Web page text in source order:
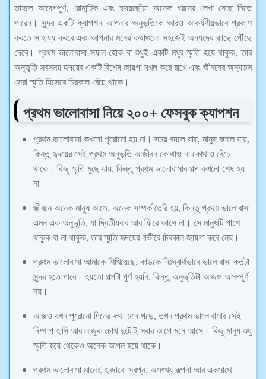
তাহলে আবেগপূর্ণ, রোমান্টিক এবং হৃদয়ছোঁয়া অনেক ধরনের লেখা বেছে নিতে
পারেন। সুন্দর একটি ক্যাপশন আপনার অনুভূতিকে আরও আকর্ষণীয়ভাবে প্রকাশ
করতে সাহায্য করবে এবং আপনার মনের কথাগুলো সহজেই অন্যদের কাছে পৌঁছে
দেবে। প্রথম ভালোবাসা সফল হোক বা শুধুই একটি মধুর স্মৃতি হয়ে থাকুক, তার
অনুভূতি সবসময় হৃদয়ের একটি বিশেষ জায়গা দখল করে রাখে এবং জীবনের অন্যতম
সেরা স্মৃতি হিসেবে চিরকাল বেঁচে থাকে।
প্রথম ভালোবাসা নিয়ে ২০০+ ফেসবুক ক্যাপশন
প্রথম ভালোবাসা কখনো পুরোনো হয় না। সময় বদলে যায়, মানুষ বদলে যায়,
কিন্তু হৃদয়ের সেই প্রথম অনুভূতি আজীবন কোথাও না কোথাও বেঁচে
থাকে। কিছু স্মৃতি মুছে যায়, কিন্তু প্রথম ভালোবাসার গল্প কখনো শেষ হয়
না।
জীবনে অনেক মানুষ আসে, অনেক সম্পর্ক তৈরি হয়, কিন্তু প্রথম ভালোবাসা
এমন এক অনুভূতি, যা দ্বিতীয়বার আর ফিরে আসে না। সে মানুষটি পাশে
থাকুক বা না থাকুক, তার স্মৃতি হৃদয়ের গভীরে চিরকাল জায়গা করে নেয়।
প্রথম ভালোবাসা আমাকে শিখিয়েছে, কাউকে নিঃস্বার্থভাবে ভালোবাসা কতটা
সুন্দর হতে পারে। হয়তো গল্পটা পূর্ণ হয়নি, কিন্তু অনুভূতিটা আজও অসম্পূর্ণ
নয়।
আজও যখন পুরোনো দিনের কথা মনে পড়ে, তখন প্রথম ভালোবাসার সেই
নিষ্পাপ হাসি আর লাজুক চোখ দুটোই সবার আগে মনে আসে। কিছু মানুষ শুধু
স্মৃতি হয়ে থেকেও অনেক আপন হয়ে থাকে।
প্রথম ভালোবাসা মানেই হাজারো স্বপ্ন, অসংখ্য কল্পনা আর একসাথে